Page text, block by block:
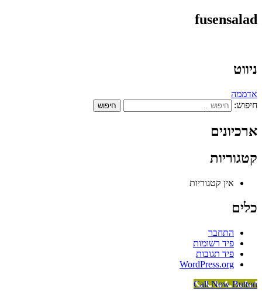
fusensalad
ניווט
אדממה
חיפוש:
ארכיונים
קטגוריות
אין קטגוריות
כלים
התחבר
פיד רשומות
פיד תגובות
WordPress.org
Call Now Button